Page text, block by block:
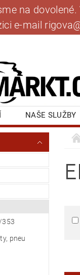
na
e-mail
NAŠE SLUŽBY
NAPIŠTE NÁM
353
pneu